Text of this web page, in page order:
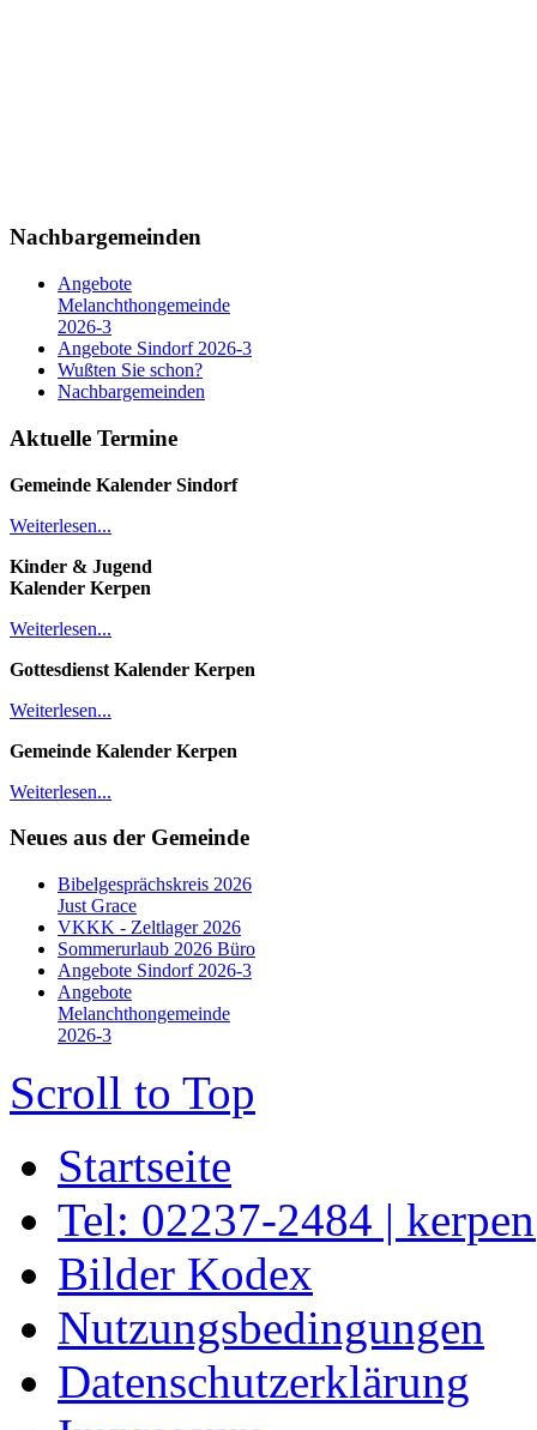
Nachbargemeinden
Angebote
Melanchthongemeinde
2026-3
Angebote Sindorf 2026-3
Wußten Sie schon?
Nachbargemeinden
Aktuelle Termine
Gemeinde Kalender Sindorf
Weiterlesen...
Kinder & Jugend
Kalender Kerpen
Weiterlesen...
Gottesdienst Kalender Kerpen
Weiterlesen...
Gemeinde Kalender Kerpen
Weiterlesen...
Neues aus der Gemeinde
Bibelgesprächskreis 2026
Just Grace
VKKK - Zeltlager 2026
Sommerurlaub 2026 Büro
Angebote Sindorf 2026-3
Angebote
Melanchthongemeinde
2026-3
Scroll to Top
Startseite
Tel: 02237-2484 |
Bilder Kodex
Nutzungsbedingungen
Datenschutzerklärung